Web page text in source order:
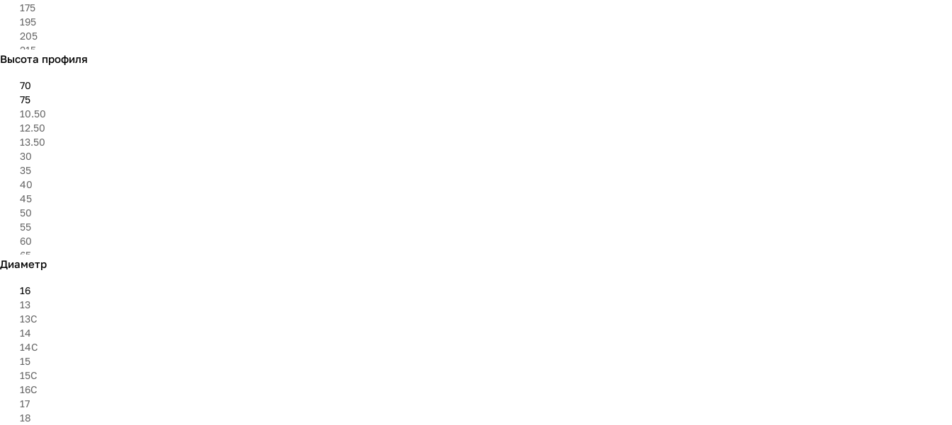
175
195
205
215
235
275
295
305
325
6.95''
8.40''
27''
30''
31''
33''
35''
37''
Высота профиля
70
75
10.50
12.50
13.50
30
35
40
45
50
55
60
65
8.50
85
9.50
Диаметр
16
13
13C
14
14C
15
15C
16C
17
18